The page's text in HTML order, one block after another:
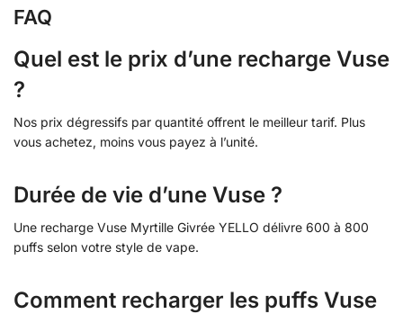
FAQ
Quel est le prix d’une recharge Vuse
?
Nos prix dégressifs par quantité offrent le meilleur tarif. Plus
vous achetez, moins vous payez à l’unité.
Durée de vie d’une Vuse ?
Une recharge Vuse Myrtille Givrée YELLO délivre 600 à 800
puffs selon votre style de vape.
Comment recharger les puffs Vuse